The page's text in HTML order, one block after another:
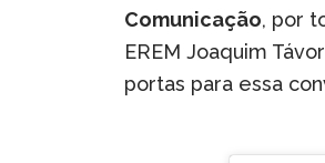
Comunicação, por
EREM Joaquim
portas para essa